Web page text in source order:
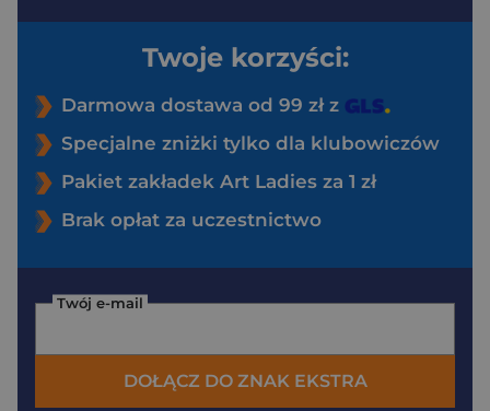
Twoje korzyści:
Darmowa dostawa od 99 zł z
Specjalne zniżki tylko dla klubowiczów
Pakiet zakładek Art Ladies za 1 zł
Brak opłat za uczestnictwo
Twój e-mail
DOŁĄCZ DO ZNAK EKSTRA